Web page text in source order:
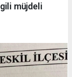
müjdeli